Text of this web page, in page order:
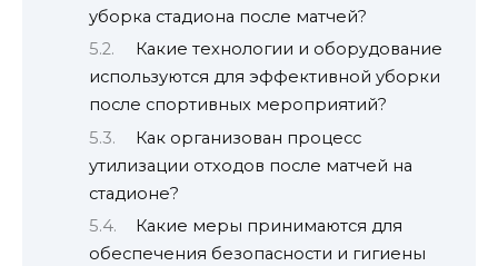
уборка стадиона после матчей?
Какие технологии и оборудование
используются для эффективной уборки
после спортивных мероприятий?
Как организован процесс
утилизации отходов после матчей на
стадионе?
Какие меры принимаются для
обеспечения безопасности и гигиены